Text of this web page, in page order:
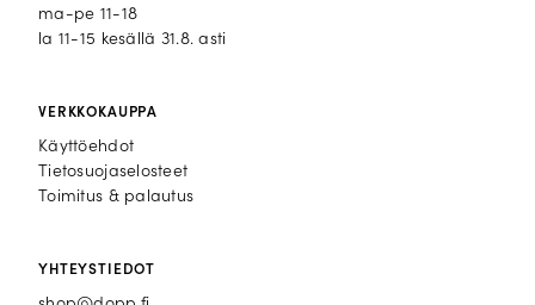
ma-pe 11-18
la 11-15 kesällä 31.8. asti
VERKKOKAUPPA
Käyttöehdot
Tietosuojaselosteet
Toimitus & palautus
YHTEYSTIEDOT